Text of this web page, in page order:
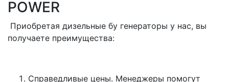
POWER
Приобретая дизельные бу генераторы у нас, вы
получаете преимущества:
Справедливые цены. Менеджеры помогут